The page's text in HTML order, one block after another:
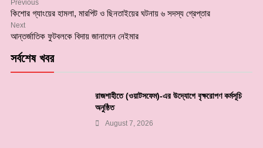
Previous
কিশোর গ্যাংয়ের হামলা, মারপিট ও ছিনতাইয়ের ঘটনায় ৬ সদস্য গ্রেপ্তার
Next
আন্তর্জাতিক ফুটবলকে বিদায় জানালেন নেইমার
সর্বশেষ খবর
রাজশাহীতে (ওয়াটসফেম)-এর উদ্যোগে বৃক্ষরোপণ কর্মসূচি
অনুষ্ঠিত
August 7, 2026